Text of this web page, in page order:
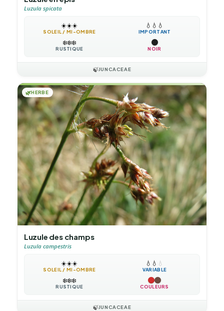
Luzula spicata
☀️☀️☀️
SOLEIL / MI-OMBRE
💧 💧 💧
IMPORTANT
❄️❄️❄️
RUSTIQUE NOIR
🍃JUNCACEAE
🌿HERBE
Luzule des champs
Luzula campestris
☀️☀️☀️
SOLEIL / MI-OMBRE
💧 💧 💧
VARIABLE
❄️❄️❄️
RUSTIQUE COULEURS
🍃JUNCACEAE